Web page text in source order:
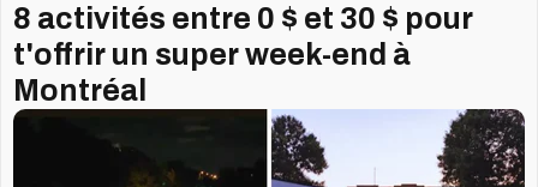
8 activités entre 0 $ et 30 $ pour
t'offrir un super week-end à
Montréal